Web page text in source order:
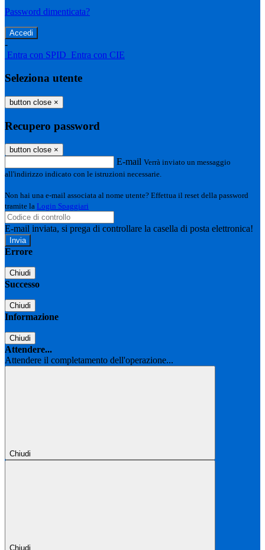
Password dimenticata?
-
Entra con SPID Entra con CIE
Seleziona utente
button close ×
Recupero password
button close ×
E-mail Verrà inviato un messaggio
all'indirizzo indicato con le istruzioni necessarie.
Non hai una e-mail associata al nome utente? Effettua il reset della password
tramite la Login Spaggiari
E-mail inviata, si prega di controllare la casella di posta elettronica!
Errore
Chiudi
Successo
Chiudi
Informazione
Chiudi
Attendere...
Attendere il completamento dell'operazione...
Chiudi
Chiudi